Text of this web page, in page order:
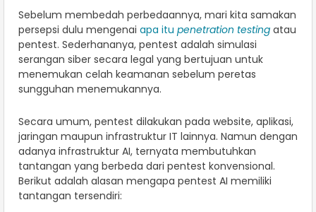
Sebelum membedah perbedaannya, mari kita samakan
persepsi dulu mengenai apa itu penetration testing atau
pentest. Sederhananya, pentest adalah simulasi
serangan siber secara legal yang bertujuan untuk
menemukan celah keamanan sebelum peretas
sungguhan menemukannya.
Secara umum, pentest dilakukan pada website, aplikasi,
jaringan maupun infrastruktur IT lainnya. Namun dengan
adanya infrastruktur AI, ternyata membutuhkan
tantangan yang berbeda dari pentest konvensional.
Berikut adalah alasan mengapa pentest AI memiliki
tantangan tersendiri: